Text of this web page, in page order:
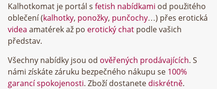
Kalhotkomat je portál s fetish nabídkami od použitého
oblečení (kalhotky, ponožky, punčochy…) přes erotická
videa amatérek až po erotický chat podle vašich
představ.
Všechny nabídky jsou od ověřených prodávajících. S
námi získáte záruku bezpečného nákupu se 100%
garancí spokojenosti. Zboží dostanete diskrétně.